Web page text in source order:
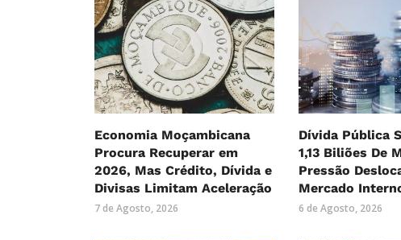
Economia Moçambicana
Procura Recuperar em
2026, Mas Crédito, Dívida e
Divisas Limitam Aceleração
7 de Agosto, 2026
Dívida Pública
1,13 Biliões De
Pressão
Mercado
6 de Agosto, 2026